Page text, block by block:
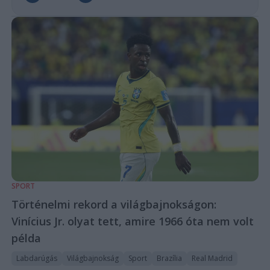
SPORT
Történelmi rekord a világbajnokságon:
Vinícius Jr. olyat tett, amire 1966 óta nem volt
példa
Labdarúgás Világbajnokság Sport Brazília Real Madrid